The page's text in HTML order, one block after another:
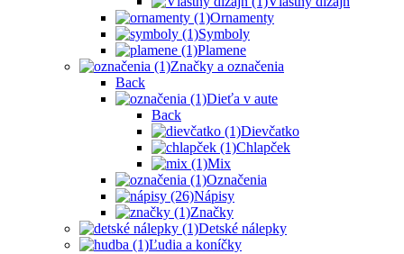
Ornamenty
Symboly
Plamene
Značky a označenia
Back
Dieťa v aute
Back
Dievčatko
Chlapček
Mix
Označenia
Nápisy
Značky
Detské nálepky
Ľudia a koníčky